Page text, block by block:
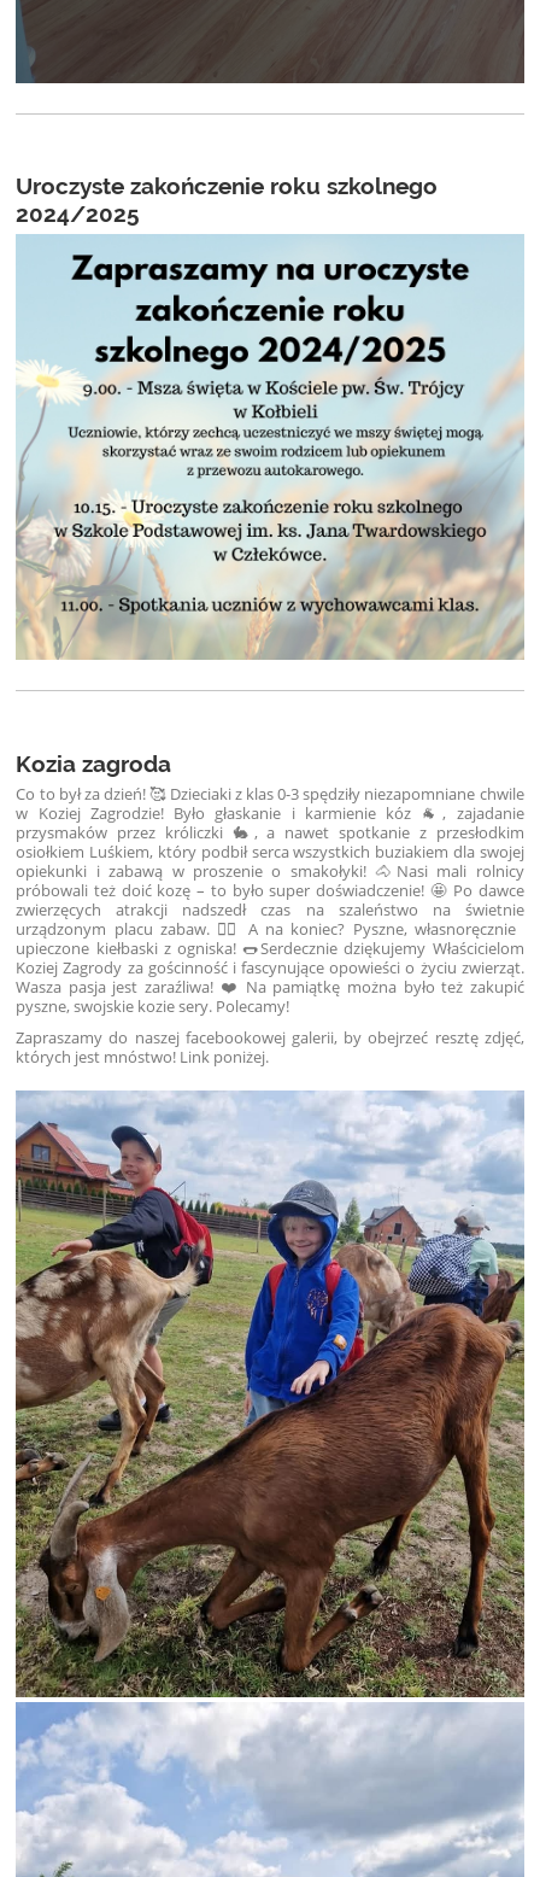
Uroczyste zakończenie roku szkolnego
2024/2025
Kozia zagroda
Co to był za dzień! 🥰 Dzieciaki z klas 0-3 spędziły niezapomniane chwile
w Koziej Zagrodzie! Było głaskanie i karmienie kóz 🐐, zajadanie
przysmaków przez króliczki 🐇, a nawet spotkanie z przesłodkim
osiołkiem Luśkiem, który podbił serca wszystkich buziakiem dla swojej
opiekunki i zabawą w proszenie o smakołyki! 🐴 Nasi mali rolnicy
próbowali też doić kozę – to było super doświadczenie! 🤩 Po dawce
zwierzęcych atrakcji nadszedł czas na szaleństwo na świetnie
urządzonym placu zabaw. 🤸‍♂️ A na koniec? Pyszne, własnoręcznie
upieczone kiełbaski z ogniska! 🌭Serdecznie dziękujemy Właścicielom
Koziej Zagrody za gościnność i fascynujące opowieści o życiu zwierząt.
Wasza pasja jest zaraźliwa! ❤️ Na pamiątkę można było też zakupić
pyszne, swojskie kozie sery. Polecamy!
Zapraszamy do naszej facebookowej galerii, by obejrzeć resztę zdjęć,
których jest mnóstwo! Link poniżej.